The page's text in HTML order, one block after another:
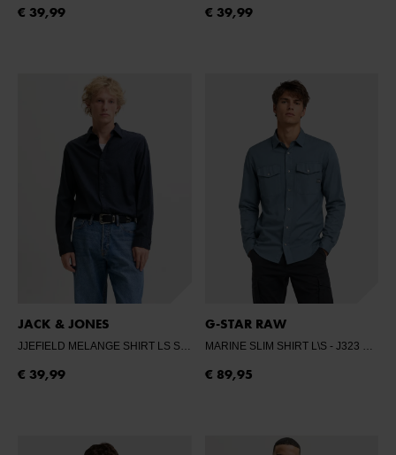
€ 39,99 € 39,99
JACK & JONES
JJEFIELD MELANGE SHIRT LS SN - NAVY BLAZER
€ 39,99
G-STAR RAW
MARINE SLIM SHIRT L\S - J323 GRIT GD
€ 89,95